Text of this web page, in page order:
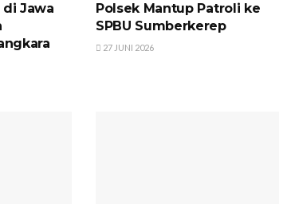
di Jawa
Polsek Mantup Patroli ke
SPBU Sumberkerep
27 JUNI 2026